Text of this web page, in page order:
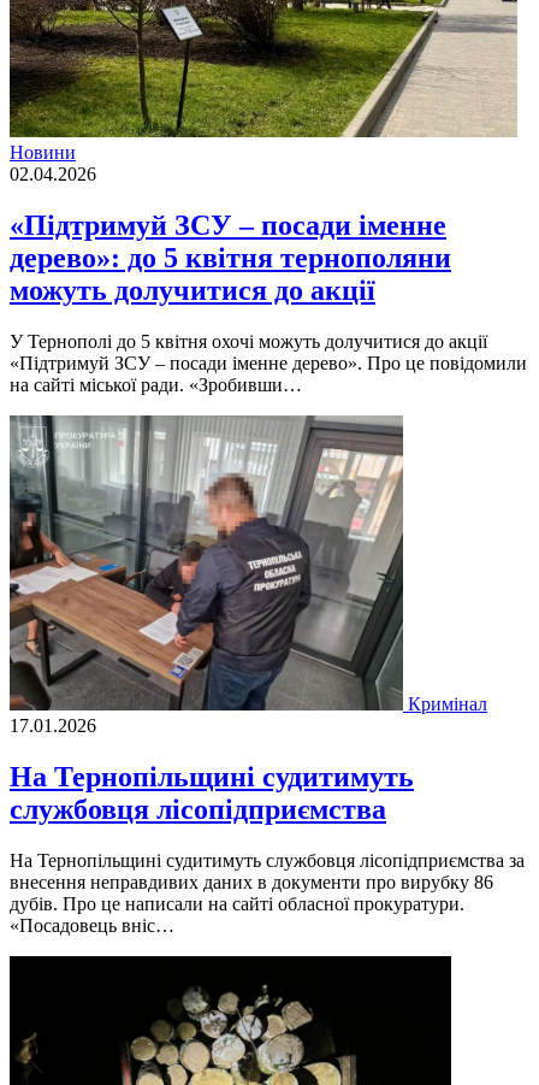
Новини
02.04.2026
«Підтримуй ЗСУ – посади іменне
дерево»: до 5 квітня тернополяни
можуть долучитися до акції
У Тернополі до 5 квітня охочі можуть долучитися до акції
«Підтримуй ЗСУ – посади іменне дерево». Про це повідомили
на сайті міської ради. «Зробивши…
Кримінал
17.01.2026
На Тернопільщині судитимуть
службовця лісопідприємства
На Тернопільщині судитимуть службовця лісопідприємства за
внесення неправдивих даних в документи про вирубку 86
дубів. Про це написали на сайті обласної прокуратури.
«Посадовець вніс…